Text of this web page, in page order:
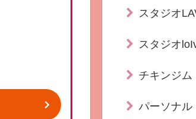
スタジオ
スタジオ
チキンジム
パーソナル